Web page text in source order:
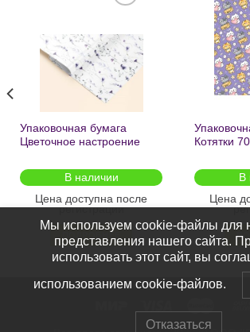
желаний
Упаковочная бумага
Цветочное настроение
2шт/
В наличии
Цена доступна после
регистрации
Котятки
В
Цена
Мы используем cookie-файлы для
представления нашего сайта.
использовать этот сайт, вы
использованием cookie-файлов.
Отказаться